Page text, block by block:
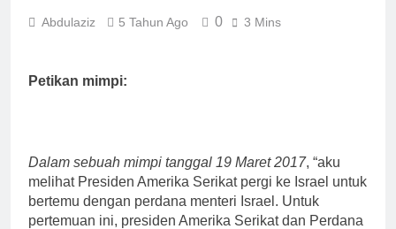
Abdulaziz 5 Tahun Ago 0 3 Mins
Petikan mimpi:
Dalam sebuah mimpi tanggal 19 Maret 2017, “aku
melihat Presiden Amerika Serikat pergi ke Israel untuk
bertemu dengan perdana menteri Israel. Untuk
pertemuan ini, presiden Amerika Serikat dan Perdana